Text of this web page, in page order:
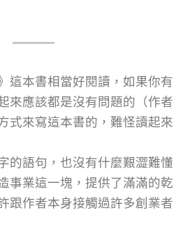
這本書相當好閱讀，如果你有
來應該都是沒有問題的（作者
式來寫這本書的，難怪讀起來
的語句，也沒有什麼艱澀難懂
事業這一塊，提供了滿滿的乾
跟作者本身接觸過許多創業者